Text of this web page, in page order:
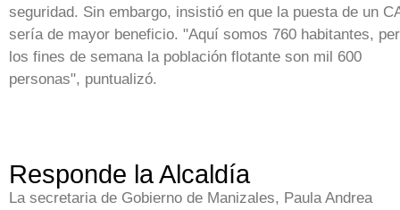
seguridad. Sin embargo, insistió en que la puesta de un
sería de mayor beneficio. "Aquí somos 760 habitantes,
los fines de semana la población flotante son mil 600
personas", puntualizó.
Responde la Alcaldía
La secretaria de Gobierno de Manizales, Paula Andrea